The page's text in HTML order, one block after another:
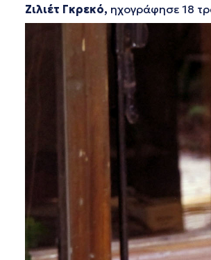
Ζιλιέτ Γκρεκό, ηχογράφησε 18